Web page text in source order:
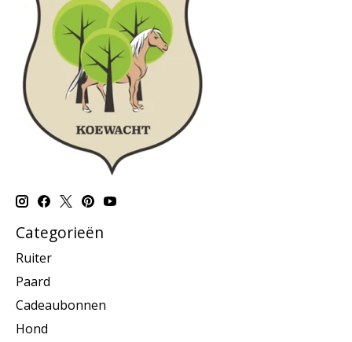
Categorieën
Ruiter
Paard
Cadeaubonnen
Hond